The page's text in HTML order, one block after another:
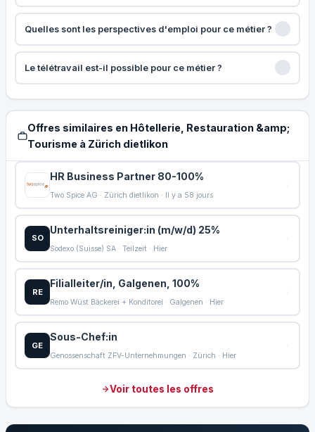
Quelles sont les perspectives d'emploi pour ce métier ?
Le télétravail est-il possible pour ce métier ?
Offres similaires en Hôtellerie, Restauration &amp;
Tourisme à Zürich dietlikon
HR Business Partner 80-100%
Two Spice AG · Zürich dietlikon · Il y a 58 jours
SO
Unterhaltsreiniger:in (m/w/d) 25%
Sodexo (Suisse) SA · Teilzeit · Hier
RE
Filialleiter/in, Galgenen, 100%
Remo Wüst Bäckerei + Konditorei · Galgenen · Hier
GE
Sous-Chef:in
Genossenschaft ZFV-Unternehmungen · Zürich · Hier
Voir toutes les offres